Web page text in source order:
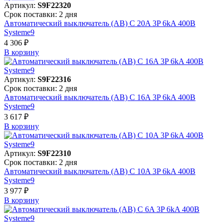
Артикул: S9F22320
Срок поставки: 2 дня
Автоматический выключатель (АВ) C 20A 3P 6kA 400В
Systeme9
4 306 ₽
В корзинy
Артикул: S9F22316
Срок поставки: 2 дня
Автоматический выключатель (АВ) C 16A 3P 6kA 400В
Systeme9
3 617 ₽
В корзинy
Артикул: S9F22310
Срок поставки: 2 дня
Автоматический выключатель (АВ) C 10A 3P 6kA 400В
Systeme9
3 977 ₽
В корзинy